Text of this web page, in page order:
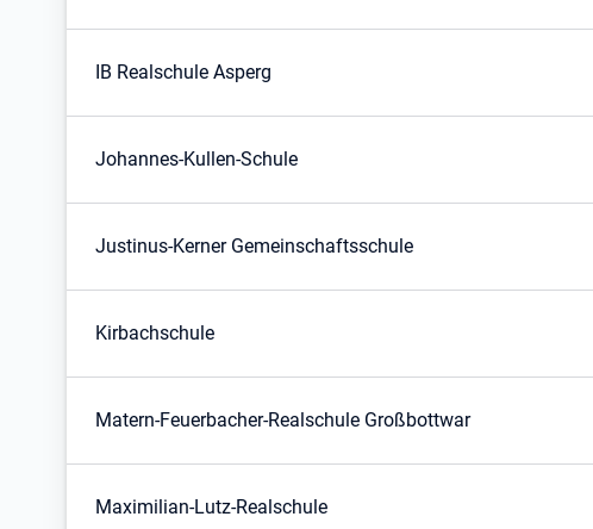
IB Realschule Asperg
Johannes-Kullen-Schule
Justinus-Kerner Gemeinschaftsschule
Kirbachschule
Matern-Feuerbacher-Realschule Großbottwar
Maximilian-Lutz-Realschule